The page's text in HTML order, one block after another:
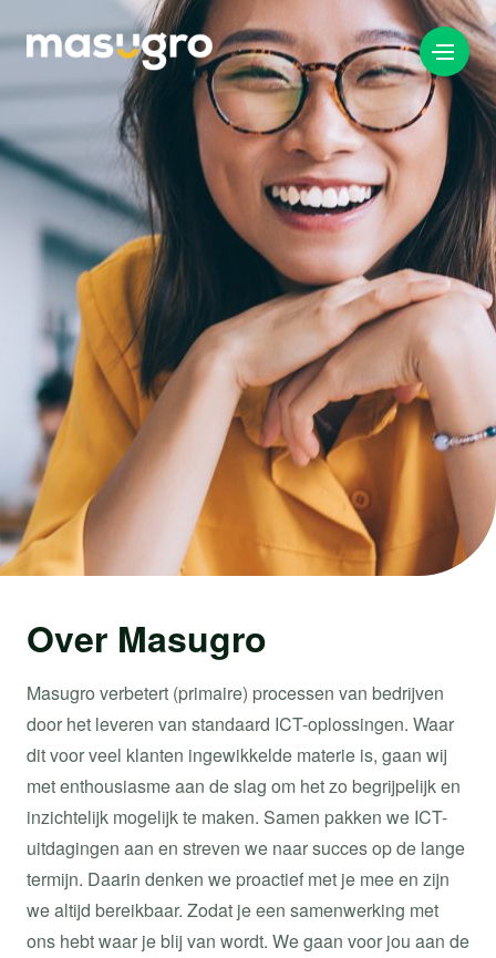
info@masugro.nl
088 040 8200
Over Masugro
Masugro verbetert (primaire) processen van bedrijven
door het leveren van standaard ICT-oplossingen. Waar
dit voor veel klanten ingewikkelde materie is, gaan wij
met enthousiasme aan de slag om het zo begrijpelijk en
inzichtelijk mogelijk te maken. Samen pakken we ICT-
uitdagingen aan en streven we naar succes op de lange
termijn. Daarin denken we proactief met je mee en zijn
we altijd bereikbaar. Zodat je een samenwerking met
ons hebt waar je blij van wordt. We gaan voor jou aan de